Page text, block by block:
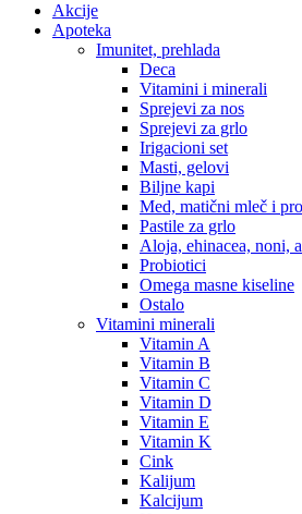
Akcije
Apoteka
Imunitet, prehlada
Deca
Vitamini i minerali
Sprejevi za nos
Sprejevi za grlo
Irigacioni set
Masti, gelovi
Biljne kapi
Med, matični mleč i
Pastile za grlo
Aloja, ehinacea, noni,
Probiotici
Omega masne kiseline
Ostalo
Vitamini minerali
Vitamin A
Vitamin B
Vitamin C
Vitamin D
Vitamin E
Vitamin K
Cink
Kalijum
Kalcijum